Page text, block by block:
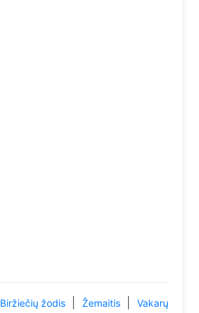
Biržiečių žodis Žemaitis
Vakarų